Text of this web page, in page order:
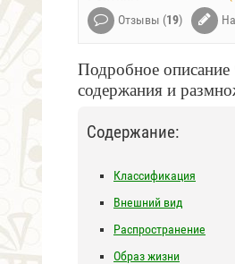
Отзывы (19)
Подробное
содержания и
Содержание:
Классификация
Внешний вид
Распространение
Образ жизни